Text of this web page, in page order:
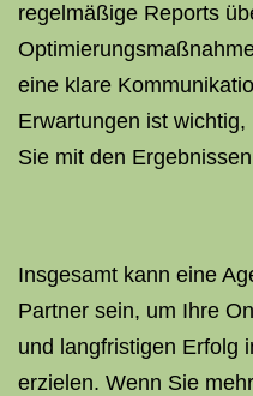
regelmäßige Reports
eine klare
Erwartungen ist
Sie mit den
Insgesamt kann eine
Partner sein, um Ihre
und langfristigen Erfolg
erzielen. Wenn Sie